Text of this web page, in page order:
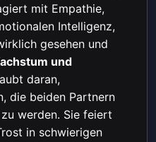
mit Empathie,
Intelligenz,
gesehen und
und
daran,
die beiden Partnern
werden. Sie feiert
in schwierigen